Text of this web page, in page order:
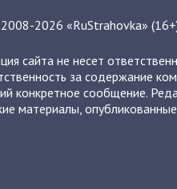
2026 «RuStrahovka»
сайта не несет
за содержание
конкретное сообщение.
материалы,